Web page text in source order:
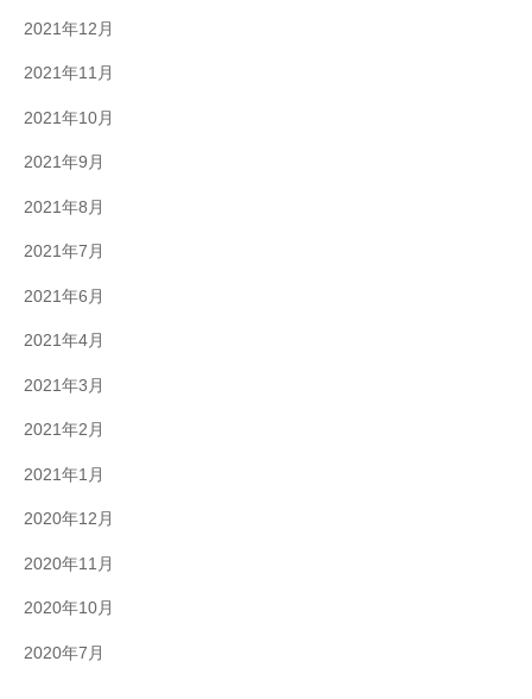
2021年12月
2021年11月
2021年10月
2021年9月
2021年8月
2021年7月
2021年6月
2021年4月
2021年3月
2021年2月
2021年1月
2020年12月
2020年11月
2020年10月
2020年7月